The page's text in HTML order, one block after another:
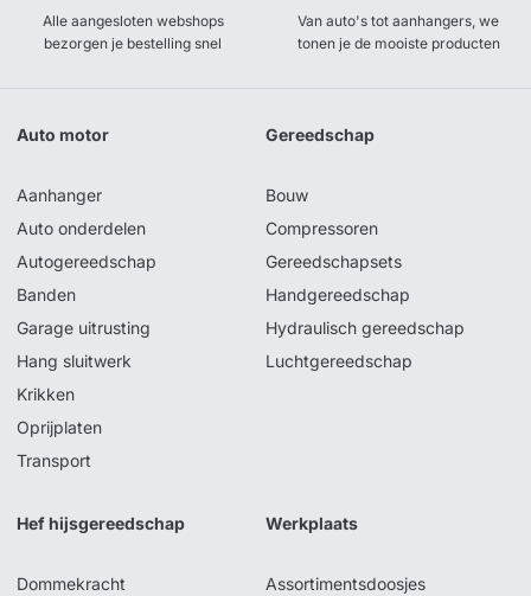
Alle aangesloten webshops
bezorgen je bestelling snel
Van auto's tot aanhangers, we
tonen je de mooiste producten
Auto motor
Aanhanger
Auto onderdelen
Autogereedschap
Banden
Garage uitrusting
Hang sluitwerk
Krikken
Oprijplaten
Transport
Gereedschap
Bouw
Compressoren
Gereedschapsets
Handgereedschap
Hydraulisch gereedschap
Luchtgereedschap
Hef hijsgereedschap
Dommekracht
Werkplaats
Assortimentsdoosjes